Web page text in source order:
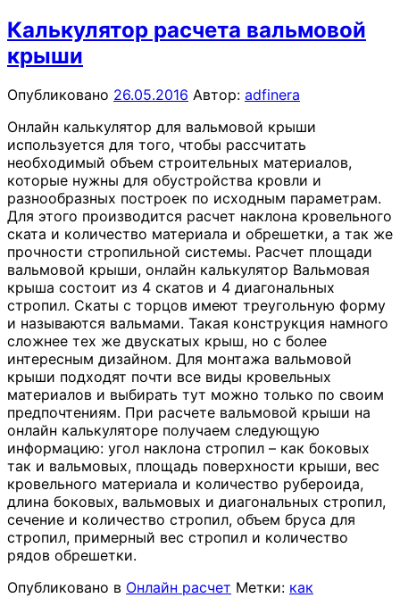
Калькулятор расчета вальмовой
крыши
Опубликовано 26.05.2016 Автор: adfinera
Онлайн калькулятор для вальмовой крыши
используется для того, чтобы рассчитать
необходимый объем строительных материалов,
которые нужны для обустройства кровли и
разнообразных построек по исходным параметрам.
Для этого производится расчет наклона кровельного
ската и количество материала и обрешетки, а так же
прочности стропильной системы. Расчет площади
вальмовой крыши, онлайн калькулятор Вальмовая
крыша состоит из 4 скатов и 4 диагональных
стропил. Скаты с торцов имеют треугольную форму
и называются вальмами. Такая конструкция намного
сложнее тех же двускатых крыш, но с более
интересным дизайном. Для монтажа вальмовой
крыши подходят почти все виды кровельных
материалов и выбирать тут можно только по своим
предпочтениям. При расчете вальмовой крыши на
онлайн калькуляторе получаем следующую
информацию: угол наклона стропил – как боковых
так и вальмовых, площадь поверхности крыши, вес
кровельного материала и количество рубероида,
длина боковых, вальмовых и диагональных стропил,
сечение и количество стропил, объем бруса для
стропил, примерный вес стропил и количество
рядов обрешетки.
Опубликовано в Онлайн расчет Метки: как